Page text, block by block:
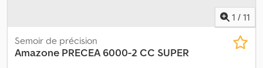
1 / 11
Semoir de précision
Amazone PRECEA 6000-2 CC SUPER